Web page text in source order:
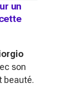
un
son
beauté.